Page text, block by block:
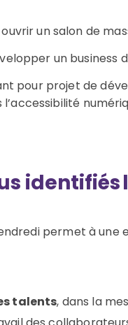
un salon de
un business
pour projet de
identifiés
permet à une
talents, dans la